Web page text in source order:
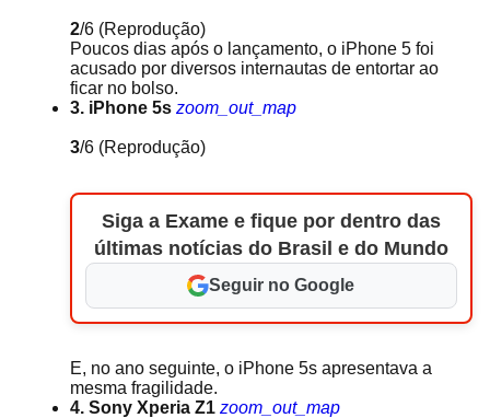
2/6 (Reprodução)
Poucos dias após o lançamento, o iPhone 5 foi
acusado por diversos internautas de entortar ao
ficar no bolso.
3. iPhone 5s zoom_out_map
3/6 (Reprodução)
Siga a Exame e fique por dentro das
últimas notícias do Brasil e do Mundo
Seguir no Google
E, no ano seguinte, o iPhone 5s apresentava a
mesma fragilidade.
4. Sony Xperia Z1 zoom_out_map